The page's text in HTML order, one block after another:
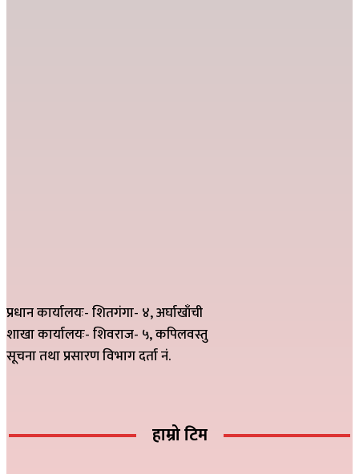
प्रधान कार्यालयः- शितगंगा- ४, अर्घाखाँची
शाखा कार्यालयः- शिवराज- ५, कपिलवस्तु
सूचना तथा प्रसारण विभाग दर्ता नं.
हाम्रो टिम